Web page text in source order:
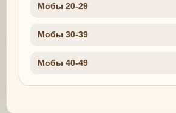
Мобы 20-29
Мобы 30-39
Мобы 40-49